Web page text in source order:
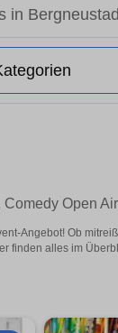
in
Open
Angebot! Ob
finden alles im